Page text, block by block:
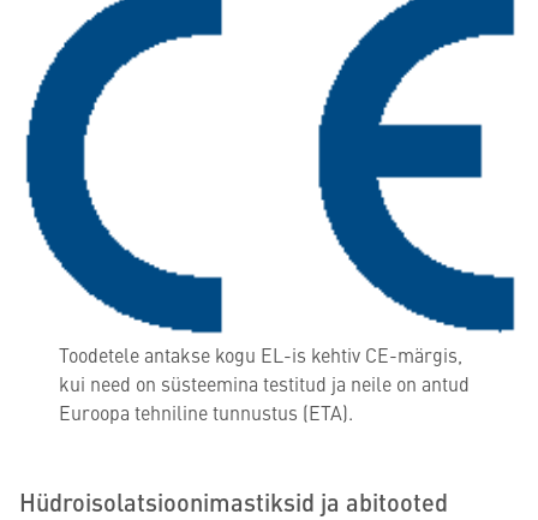
Toodetele antakse kogu EL-is kehtiv CE-märgis,
kui need on süsteemina testitud ja neile on antud
Euroopa tehniline tunnustus (ETA).
Hüdroisolatsioonimastiksid ja abitooted